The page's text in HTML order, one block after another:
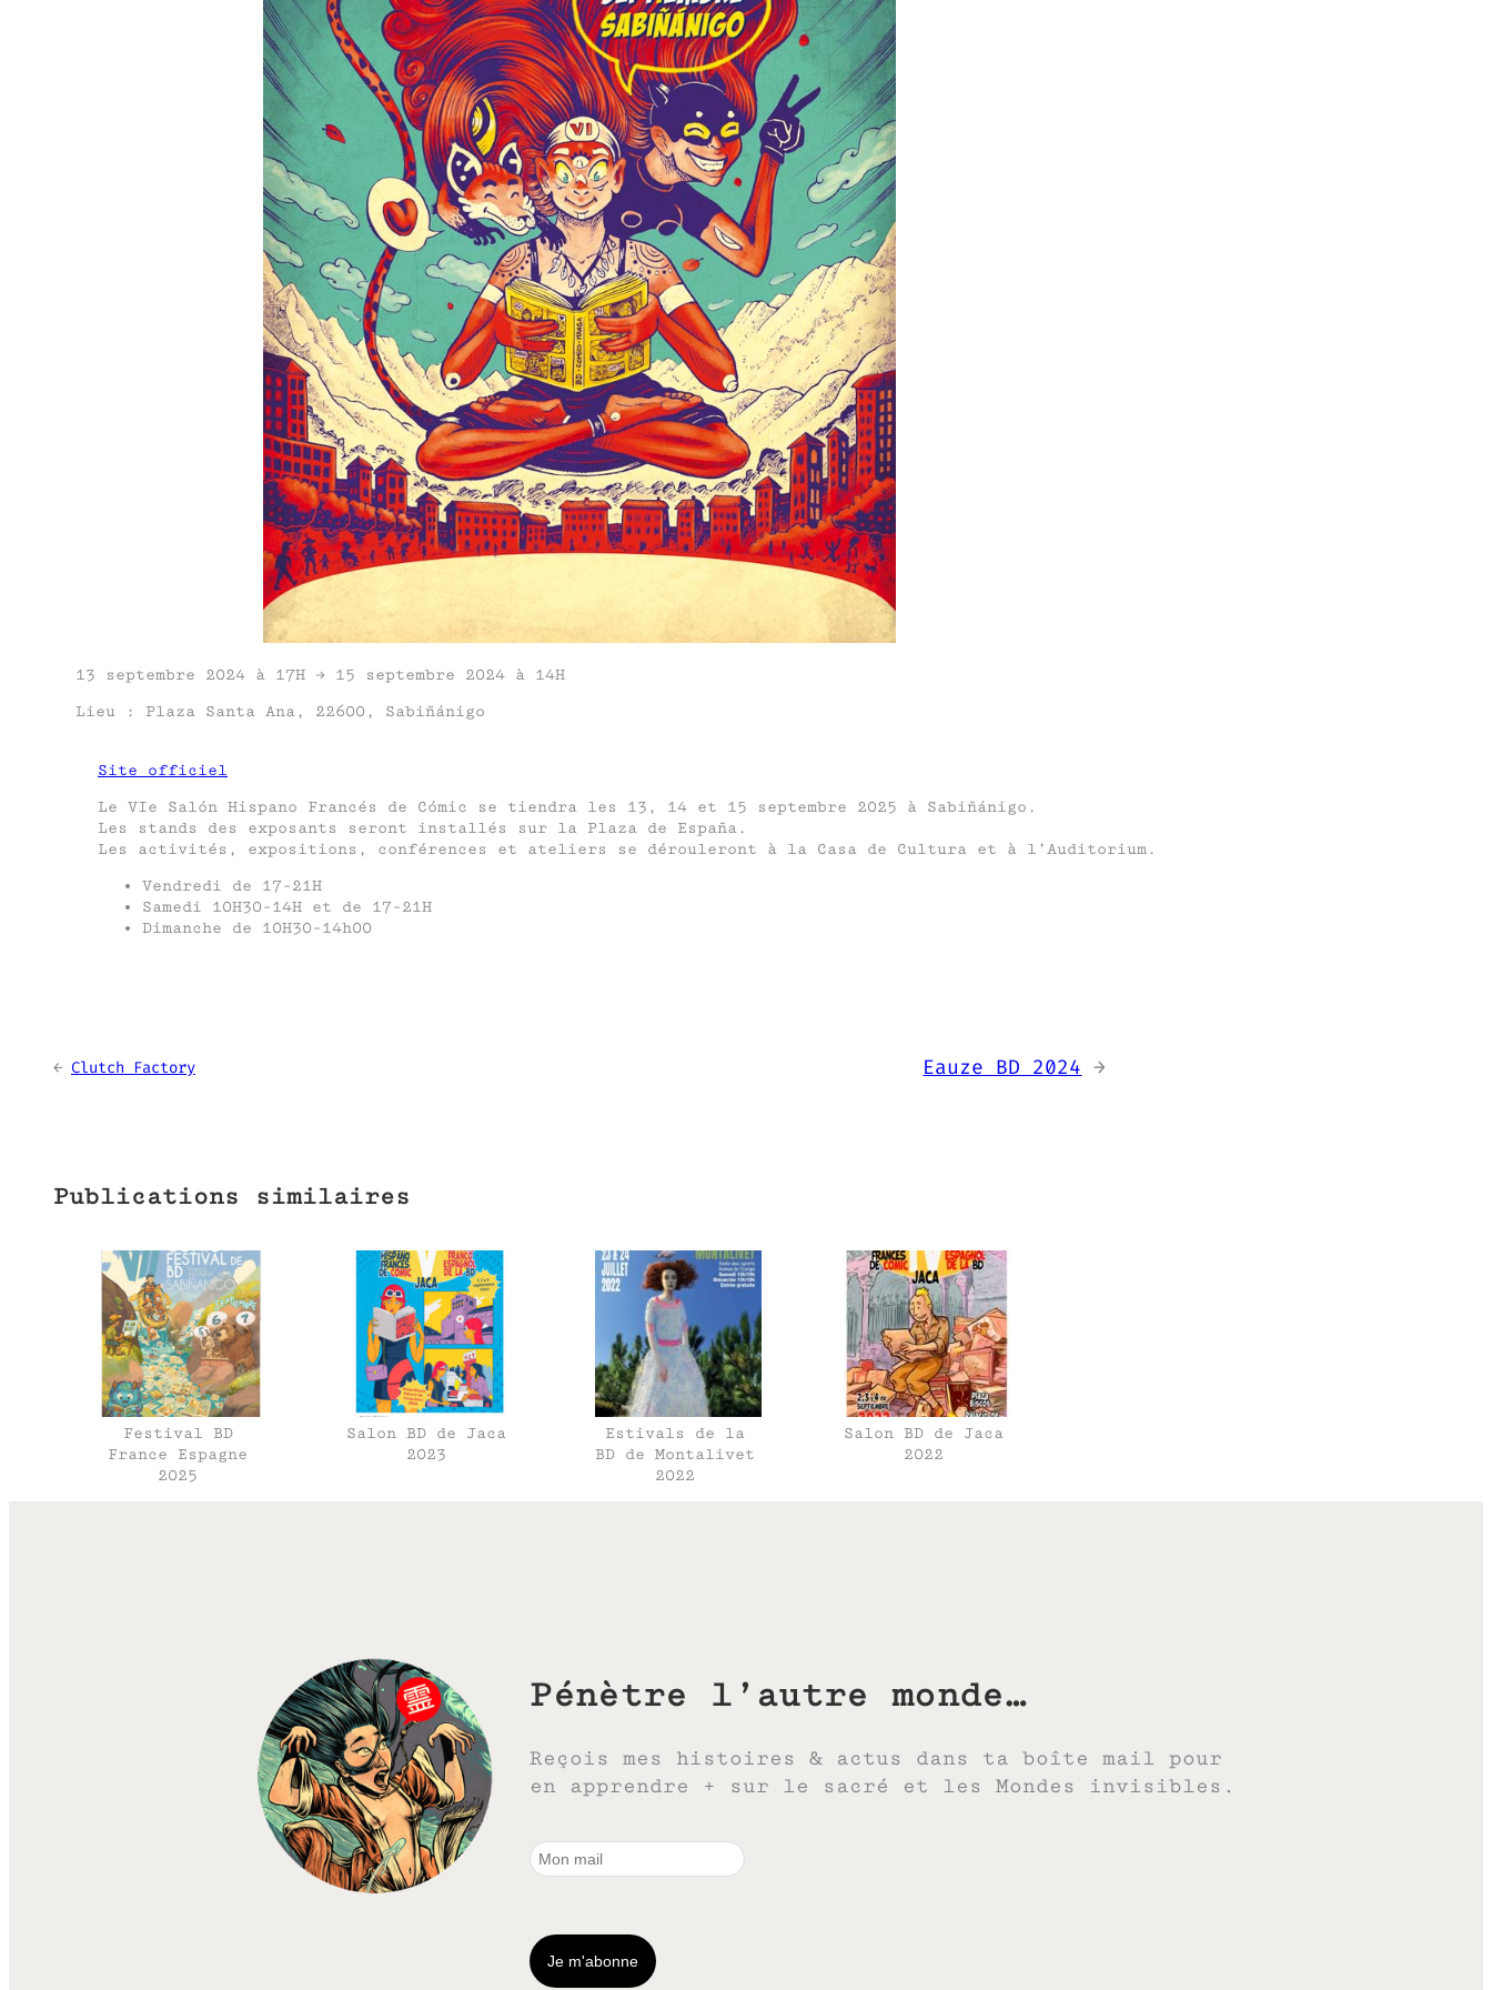
13 septembre 2024 à 17H → 15 septembre 2024 à 14H
Lieu : Plaza Santa Ana, 22600, Sabiñánigo
Site officiel
Le VIe Salón Hispano Francés de Cómic se tiendra les 13, 14 et 15 septembre 2025 à Sabiñánigo.
Les stands des exposants seront installés sur la Plaza de España.
Les activités, expositions, conférences et ateliers se dérouleront à la Casa de Cultura et à l’Auditorium.
Vendredi de 17-21H
Samedi 10H30-14H et de 17-21H
Dimanche de 10H30-14h00
← Clutch Factory Eauze BD 2024 →
Publications similaires
Festival BD
France Espagne
2025
Salon BD de Jaca
2023
Estivals de la
BD de Montalivet
2022
Salon BD de Jaca
2022
Pénètre l’autre monde…
Reçois mes histoires & actus dans ta boîte mail pour
en apprendre + sur le sacré et les Mondes invisibles.